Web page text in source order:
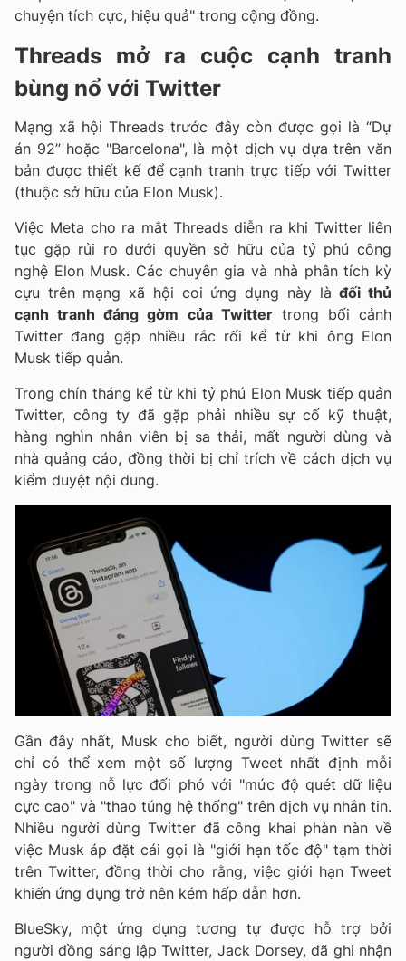
chuyện tích cực, hiệu quả" trong cộng đồng.
Threads mở ra cuộc cạnh tranh
bùng nổ với Twitter
Mạng xã hội Threads trước đây còn được gọi là “Dự
án 92” hoặc "Barcelona", là một dịch vụ dựa trên văn
bản được thiết kế để cạnh tranh trực tiếp với Twitter
(thuộc sở hữu của Elon Musk).
Việc Meta cho ra mắt Threads diễn ra khi Twitter liên
tục gặp rủi ro dưới quyền sở hữu của tỷ phú công
nghệ Elon Musk. Các chuyên gia và nhà phân tích kỳ
cựu trên mạng xã hội coi ứng dụng này làđối thủ
cạnh tranh đáng gờm của Twittertrong bối cảnh
Twitter đang gặp nhiều rắc rối kể từ khi ông Elon
Musk tiếp quản.
Trong chín tháng kể từ khi tỷ phú Elon Musk tiếp quản
Twitter, công ty đã gặp phải nhiều sự cố kỹ thuật,
hàng nghìn nhân viên bị sa thải, mất người dùng và
nhà quảng cáo, đồng thời bị chỉ trích về cách dịch vụ
kiểm duyệt nội dung.
Gần đây nhất, Musk cho biết, người dùng Twitter sẽ
chỉ có thể xem một số lượng Tweet nhất định mỗi
ngày trong nỗ lực đối phó với "mức độ quét dữ liệu
cực cao" và "thao túng hệ thống" trên dịch vụ nhắn tin.
Nhiều người dùng Twitter đã công khai phàn nàn về
việc Musk áp đặt cái gọi là "giới hạn tốc độ" tạm thời
trên Twitter, đồng thời cho rằng, việc giới hạn Tweet
khiến ứng dụng trở nên kém hấp dẫn hơn.
BlueSky, một ứng dụng tương tự được hỗ trợ bởi
người đồng sáng lập Twitter, Jack Dorsey, đã ghi nhận